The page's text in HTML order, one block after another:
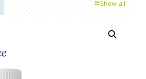
Show all